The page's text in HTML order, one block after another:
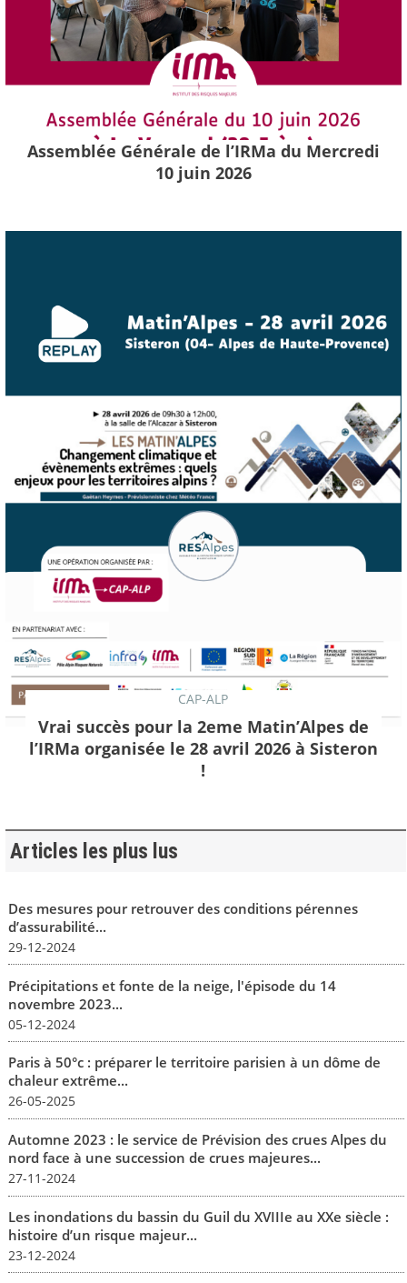
Assemblée Générale de l’IRMa du Mercredi
10 juin 2026
CAP-ALP
Vrai succès pour la 2eme Matin’Alpes de
l’IRMa organisée le 28 avril 2026 à Sisteron
!
Articles les plus lus
Des mesures pour retrouver des conditions pérennes
d’assurabilité...
29-12-2024
Précipitations et fonte de la neige, l'épisode du 14
novembre 2023...
05-12-2024
Paris à 50°c : préparer le territoire parisien à un dôme de
chaleur extrême...
26-05-2025
Automne 2023 : le service de Prévision des crues Alpes du
nord face à une succession de crues majeures...
27-11-2024
Les inondations du bassin du Guil du XVIIIe au XXe siècle :
histoire d’un risque majeur...
23-12-2024